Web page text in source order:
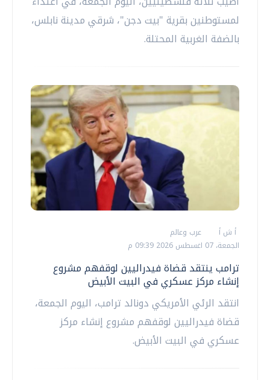
لمستوطنين بقرية "بيت دجن"، شرقي مدينة نابلس،
بالضفة الغربية المحتلة.
أ ش أ
عرب وعالم
الجمعة، 07 اغسطس 2026 09:39 م
ترامب ينتقد قضاة فيدراليين لوقفهم مشروع
إنشاء مركز عسكري في البيت الأبيض
انتقد الرئي الأمريكي دونالد ترامب، اليوم الجمعة،
قضاة فيدراليين لوقفهم مشروع إنشاء مركز
عسكري في البيت الأبيض.